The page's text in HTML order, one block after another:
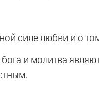
силе любви и о
и молитва